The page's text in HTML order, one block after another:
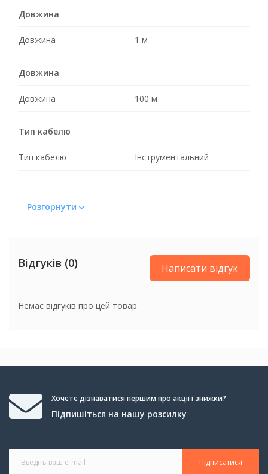
Довжина
Довжина 1 м
Довжина
Довжина 100 м
Тип кабелю
Тип кабелю Інструментальний
Розгорнути
Відгуків (0) Написати відгук
Немає відгуків про цей товар.
Хочете дізнаватися першим про акції і знижки?
Підпишіться на нашу розсилку
Підписатися